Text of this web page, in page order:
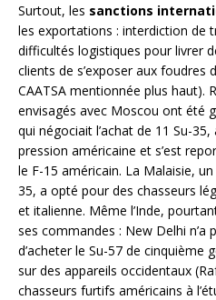
Surtout, les sanctions
les exportations : interdiction de
difficultés logistiques pour livrer
clients de s’exposer aux foudres
CAATSA mentionnée plus haut).
envisagés avec Moscou ont été
qui négociait l’achat de 11 Su-
pression américaine et s’est
le F-15 américain. La Malaisie,
35, a opté pour des chasseurs
et italienne. Même l’Inde,
ses commandes : New Delhi n’a
d’acheter le Su-57 de cinquième
sur des appareils occidentaux
chasseurs furtifs américains à